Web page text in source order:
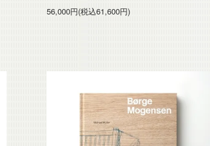
56,000円(税込61,600円)